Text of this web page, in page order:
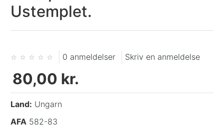
Ustemplet.
0 anmeldelser Skriv en anmeldelse
80,00 kr.
Land: Ungarn
AFA 582-83